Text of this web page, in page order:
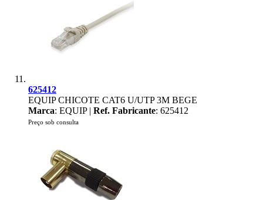
625412
EQUIP CHICOTE CAT6 U/UTP 3M BEGE
Marca: EQUIP | Ref. Fabricante: 625412
Preço sob consulta